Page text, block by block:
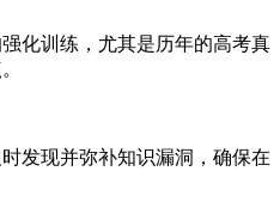
化训练，尤其是历年的高考真
发现并弥补知识漏洞，确保在